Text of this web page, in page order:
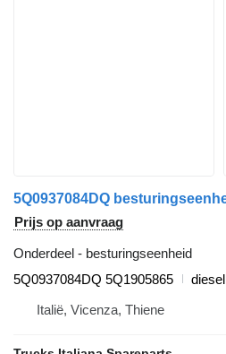
Prijs op aanvraag
Onderdeel - besturingseenheid
5Q0937084DQ 5Q1905865
diesel
Italië, Vicenza, Thiene